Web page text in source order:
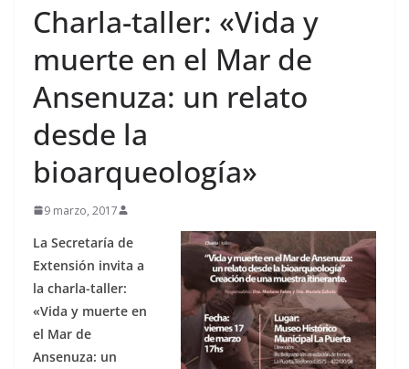
Charla-taller: «Vida y
muerte en el Mar de
Ansenuza: un relato
desde la
bioarqueología»
9 marzo, 2017
La Secretaría de
Extensión invita a
la charla-taller:
«Vida y muerte en
el Mar de
Ansenuza: un